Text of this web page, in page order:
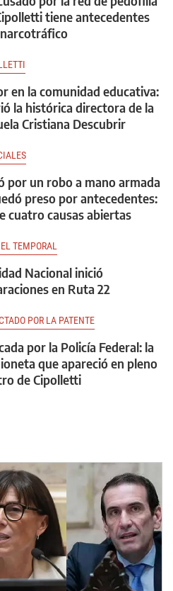
tiene antecedentes
en la comunidad educativa:
la histórica directora de la
Cristiana Descubrir
por un robo a mano armada
preso por antecedentes:
cuatro causas abiertas
TEMPORAL
Nacional inició
en Ruta 22
POR LA PATENTE
por la Policía Federal: la
que apareció en pleno
de Cipolletti